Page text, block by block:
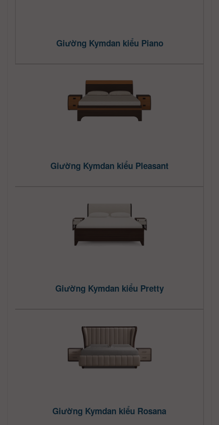
Giường Kymdan kiểu Piano
Giường Kymdan kiểu Pleasant
Giường Kymdan kiểu Pretty
Giường Kymdan kiểu Rosana